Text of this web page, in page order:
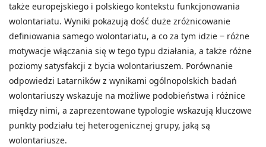
także europejskiego i polskiego kontekstu funkcjonowania
wolontariatu. Wyniki pokazują dość duże zróżnicowanie
definiowania samego wolontariatu, a co za tym idzie ‒ różne
motywacje włączania się w tego typu działania, a także różne
poziomy satysfakcji z bycia wolontariuszem. Porównanie
odpowiedzi Latarników z wynikami ogólnopolskich badań
wolontariuszy wskazuje na możliwe podobieństwa i różnice
między nimi, a zaprezentowane typologie wskazują kluczowe
punkty podziału tej heterogenicznej grupy, jaką są
wolontariusze.